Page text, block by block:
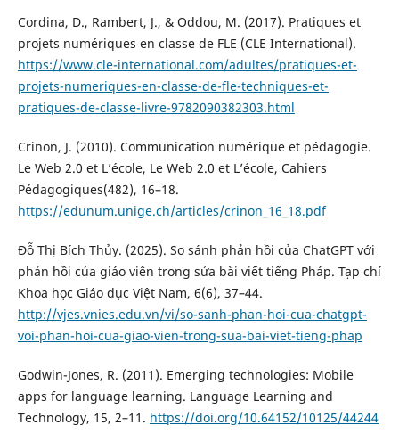
Cordina, D., Rambert, J., & Oddou, M. (2017). Pratiques et
projets numériques en classe de FLE (CLE International).
https://www.cle-international.com/adultes/pratiques-et-
projets-numeriques-en-classe-de-fle-techniques-et-
pratiques-de-classe-livre-9782090382303.html
Crinon, J. (2010). Communication numérique et pédagogie.
Le Web 2.0 et L’école, Le Web 2.0 et L’école, Cahiers
Pédagogiques(482), 16–18.
https://edunum.unige.ch/articles/crinon_16_18.pdf
Đỗ Thị Bích Thủy. (2025). So sánh phản hồi của ChatGPT với
phản hồi của giáo viên trong sửa bài viết tiếng Pháp. Tạp chí
Khoa học Giáo dục Việt Nam, 6(6), 37–44.
http://vjes.vnies.edu.vn/vi/so-sanh-phan-hoi-cua-chatgpt-
voi-phan-hoi-cua-giao-vien-trong-sua-bai-viet-tieng-phap
Godwin-Jones, R. (2011). Emerging technologies: Mobile
apps for language learning. Language Learning and
Technology, 15, 2–11. https://doi.org/10.64152/10125/44244